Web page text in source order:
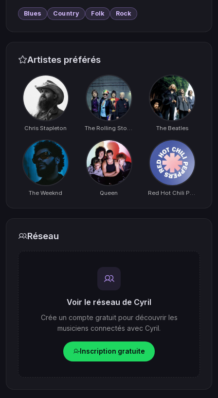
Blues Country Folk Rock
Artistes préférés
Chris Stapleton The Rolling Stones The Beatles
The Weeknd Queen Red Hot Chili Peppers
Réseau
Voir le réseau de Cyril
Crée un compte gratuit pour découvrir les
musiciens connectés avec Cyril.
Inscription gratuite